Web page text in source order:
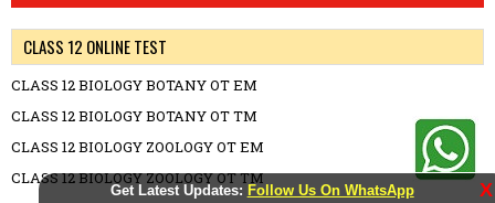
Get Latest Updates: Follow Us On WhatsApp X
CLASS 12 ONLINE TEST
CLASS 12 BIOLOGY BOTANY OT EM
CLASS 12 BIOLOGY BOTANY OT TM
CLASS 12 BIOLOGY ZOOLOGY OT EM
CLASS 12 BIOLOGY ZOOLOGY OT TM